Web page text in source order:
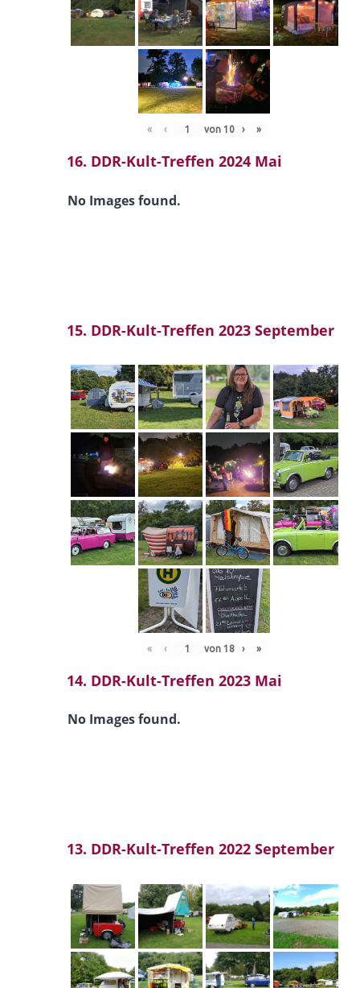
« ‹ von 10 › »
16. DDR-Kult-Treffen 2024 Mai
No Images found.
15. DDR-Kult-Treffen 2023 September
« ‹ von 18 › »
14. DDR-Kult-Treffen 2023 Mai
No Images found.
13. DDR-Kult-Treffen 2022 September